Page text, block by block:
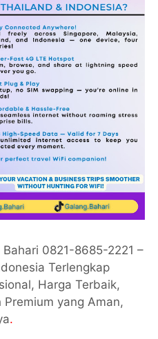
Bahari 0821-8685-2221 –
Terlengkap
Harga Terbaik,
yang Aman,
.